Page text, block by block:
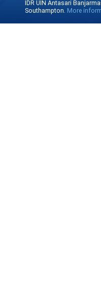
IDR UIN Antasari
Southampton. More